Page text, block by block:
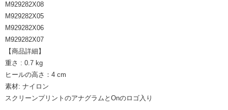
M929282X08
M929282X05
M929282X06
M929282X07
【商品詳細】
重さ : 0.7 kg
ヒールの高さ：4 cm
素材: ナイロン
スクリーンプリントのアナグラムとOnのロゴ入り